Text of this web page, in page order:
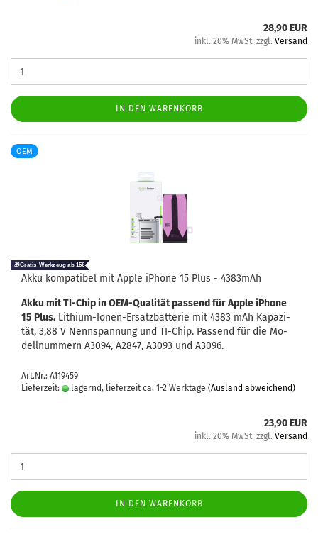
28,90 EUR
inkl. 20% MwSt. zzgl. Versand
IN DEN WARENKORB
OEM
Akku kom­pa­ti­bel mit Apple iPho­ne 15 Plus - 4383mAh
Akku mit TI-​Chip in OEM-​Qualität pas­send für Apple iPho­ne
15 Plus. Lithium-​Ionen-Ersatzbatterie mit 4383 mAh Ka­pa­zi­
tät, 3,88 V Nenn­span­nung und TI-​Chip. Pas­send für die Mo­
dell­num­mern A3094, A2847, A3093 und A3096.
Art.Nr.: A119459
Lieferzeit:
lagernd, lieferzeit ca. 1-2 Werktage (Ausland abweichend)
23,90 EUR
inkl. 20% MwSt. zzgl. Versand
IN DEN WARENKORB